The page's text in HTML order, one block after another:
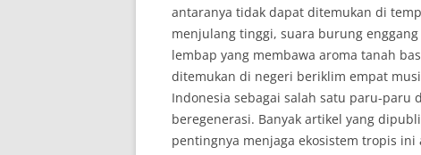
antaranya tidak dapat ditemukan di
menjulang tinggi, suara burung
lembap yang membawa aroma tanah
ditemukan di negeri beriklim empat
Indonesia sebagai salah satu paru-
beregenerasi. Banyak artikel yang
pentingnya menjaga ekosistem tropis